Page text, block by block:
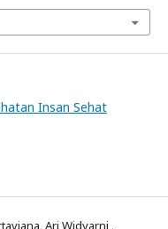
Insan Sehat